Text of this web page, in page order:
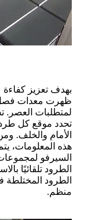
بهدف تعزيز كفاءة
ظهرت معدات فصل
لمتطلبات العصر.
تحدد موقع كل
الأمام والخلف.
هذه المعلومات،
السيرفو
الطرود تلقائيًا
الطرود
منظم.